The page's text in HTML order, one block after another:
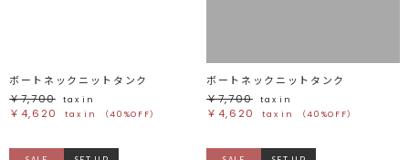
ボートネックニットタンク
￥7,700
tax in
￥4,620 tax in （40%OFF）
ボートネックニットタンク
￥7,700
tax in
￥4,620 tax in （40%OFF）